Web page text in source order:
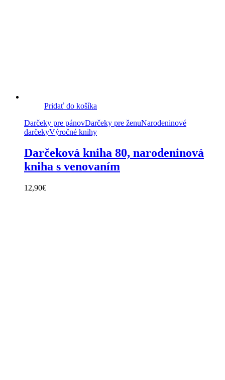
Pridať do košíka
Darčeky pre pánovDarčeky pre ženuNarodeninové
darčekyVýročné knihy
Darčeková kniha 80, narodeninová
kniha s venovaním
12,90€